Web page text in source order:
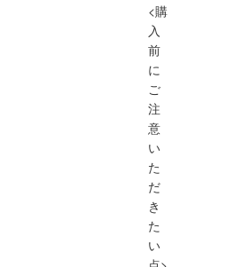
<購
入
前
に
ご
注
意
い
た
だ
き
た
い